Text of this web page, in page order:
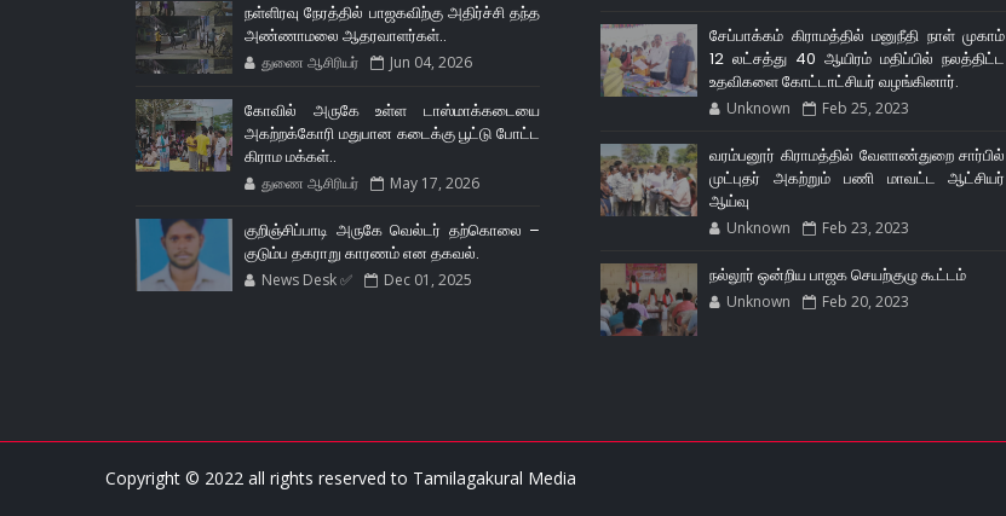
நள்ளிரவு நேரத்தில் பாஜகவிற்கு அதிர்ச்சி தந்த
அண்ணாமலை ஆதரவாளர்கள்..
துணை ஆசிரியர் Jun 04, 2026
கோவில் அருகே உள்ள டாஸ்மாக்கடையை
அகற்றக்கோரி மதுபான கடைக்கு பூட்டு போட்ட
கிராம மக்கள்..
துணை ஆசிரியர் May 17, 2026
குறிஞ்சிப்பாடி அருகே வெல்டர் தற்கொலை –
குடும்ப தகராறு காரணம் என தகவல்.
News Desk ✅ Dec 01, 2025
சேப்பாக்கம் கிராமத்தில் மனுநீதி நாள் முகாம்
12 லட்சத்து 40 ஆயிரம் மதிப்பில் நலத்திட்ட
உதவிகளை கோட்டாட்சியர் வழங்கினார்.
Unknown Feb 25, 2023
வரம்பனூர் கிராமத்தில் வேளாண்துறை சார்பில்
முட்புதர் அகற்றும் பணி மாவட்ட ஆட்சியர்
ஆய்வு
Unknown Feb 23, 2023
நல்லூர் ஒன்றிய பாஜக செயற்குழு கூட்டம்
Unknown Feb 20, 2023
Copyright © 2022 all rights reserved to Tamilagakural Media